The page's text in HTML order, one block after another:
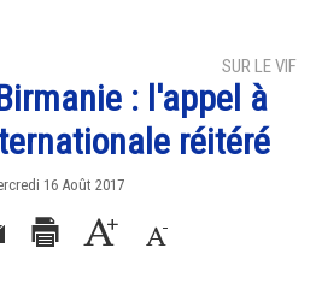
SUR LE VIF
: l'appel à
réitéré
16 Août 2017